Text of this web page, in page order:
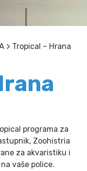
> Tropical – Hrana
programa za
Zoohistria
za akvaristiku i
vaše police.